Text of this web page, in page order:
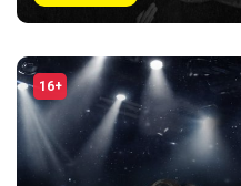
16+